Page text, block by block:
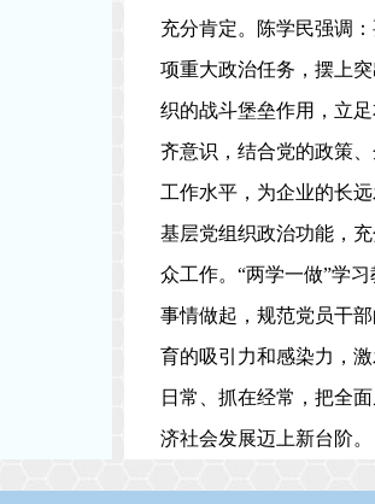
充分肯定。陈学民强调
项重大政治任务，摆上
织的战斗堡垒作用，立
齐意识，结合党的政策
工作水平，为企业的长
基层党组织政治功能，
众工作。“两学一做”学
事情做起，规范党员干
育的吸引力和感染力，
日常、抓在经常，把全
济社会发展迈上新台阶。